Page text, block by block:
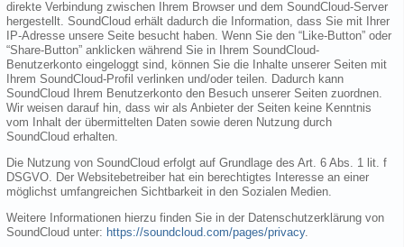
direkte Verbindung zwischen Ihrem Browser und dem SoundCloud-Server
hergestellt. SoundCloud erhält dadurch die Information, dass Sie mit Ihrer
IP-Adresse unsere Seite besucht haben. Wenn Sie den “Like-Button” oder
“Share-Button” anklicken während Sie in Ihrem SoundCloud-
Benutzerkonto eingeloggt sind, können Sie die Inhalte unserer Seiten mit
Ihrem SoundCloud-Profil verlinken und/oder teilen. Dadurch kann
SoundCloud Ihrem Benutzerkonto den Besuch unserer Seiten zuordnen.
Wir weisen darauf hin, dass wir als Anbieter der Seiten keine Kenntnis
vom Inhalt der übermittelten Daten sowie deren Nutzung durch
SoundCloud erhalten.
Die Nutzung von SoundCloud erfolgt auf Grundlage des Art. 6 Abs. 1 lit. f
DSGVO. Der Websitebetreiber hat ein berechtigtes Interesse an einer
möglichst umfangreichen Sichtbarkeit in den Sozialen Medien.
Weitere Informationen hierzu finden Sie in der Datenschutzerklärung von
SoundCloud unter: https://soundcloud.com/pages/privacy.